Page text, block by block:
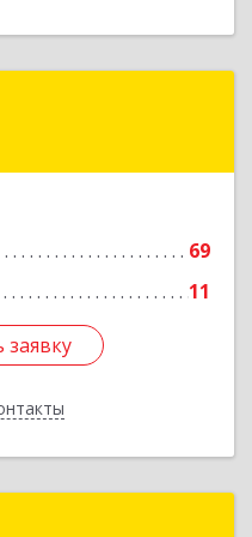
69
11
Подробнее